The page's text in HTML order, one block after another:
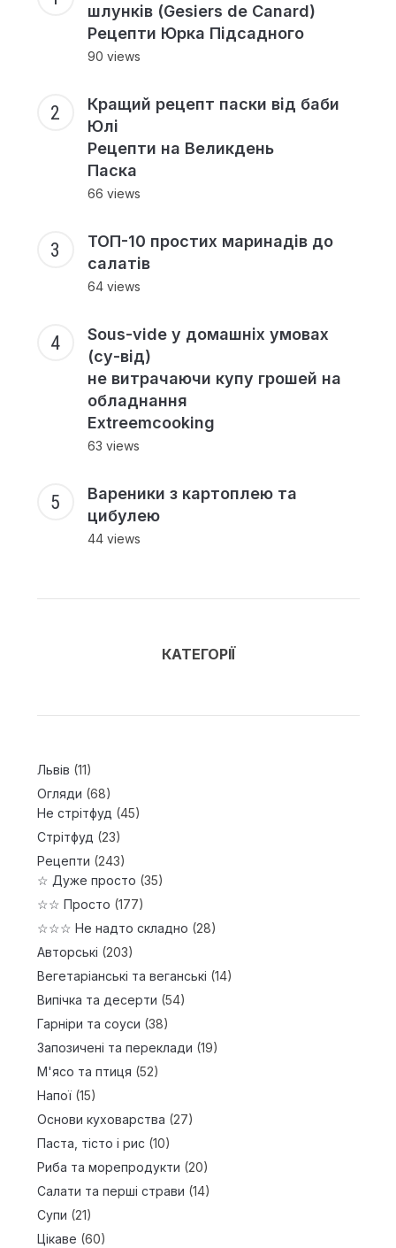
шлунків (Gesiers de Canard)
Рецепти Юрка Підсадного
90 views
Кращий рецепт паски від баби
Юлі
Рецепти на Великдень
Паска
66 views
ТОП-10 простих маринадів до
салатів
64 views
Sous-vide у домашніх умовах
(су-від)
не витрачаючи купу грошей на
обладнання
Extreemcooking
63 views
Вареники з картоплею та
цибулею
44 views
КАТЕГОРІЇ
Львів (11)
Огляди (68)
Не стрітфуд (45)
Стрітфуд (23)
Рецепти (243)
☆ Дуже просто (35)
☆☆ Просто (177)
☆☆☆ Не надто складно (28)
Авторські (203)
Вегетаріанські та веганські (14)
Випічка та десерти (54)
Гарніри та соуси (38)
Запозичені та переклади (19)
М'ясо та птиця (52)
Напої(15)
Основи куховарства (27)
Паста, тісто і рис (10)
Риба та морепродукти (20)
Салати та перші страви (14)
Супи (21)
Цікаве (60)